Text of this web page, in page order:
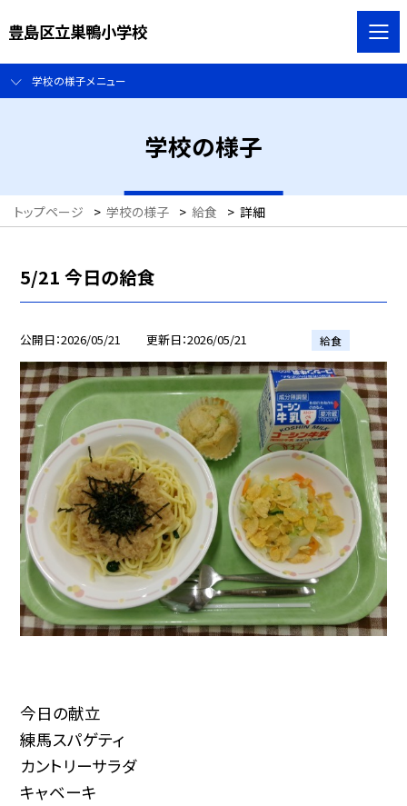
豊島区立巣鴨小学校
学校の様子メニュー
学校の様子
トップページ > 学校の様子 > 給食 > 詳細
5/21 今日の給食
公開日 2026/05/21 更新日 2026/05/21 給食
今日の献立
練馬スパゲティ
カントリーサラダ
キャベーキ